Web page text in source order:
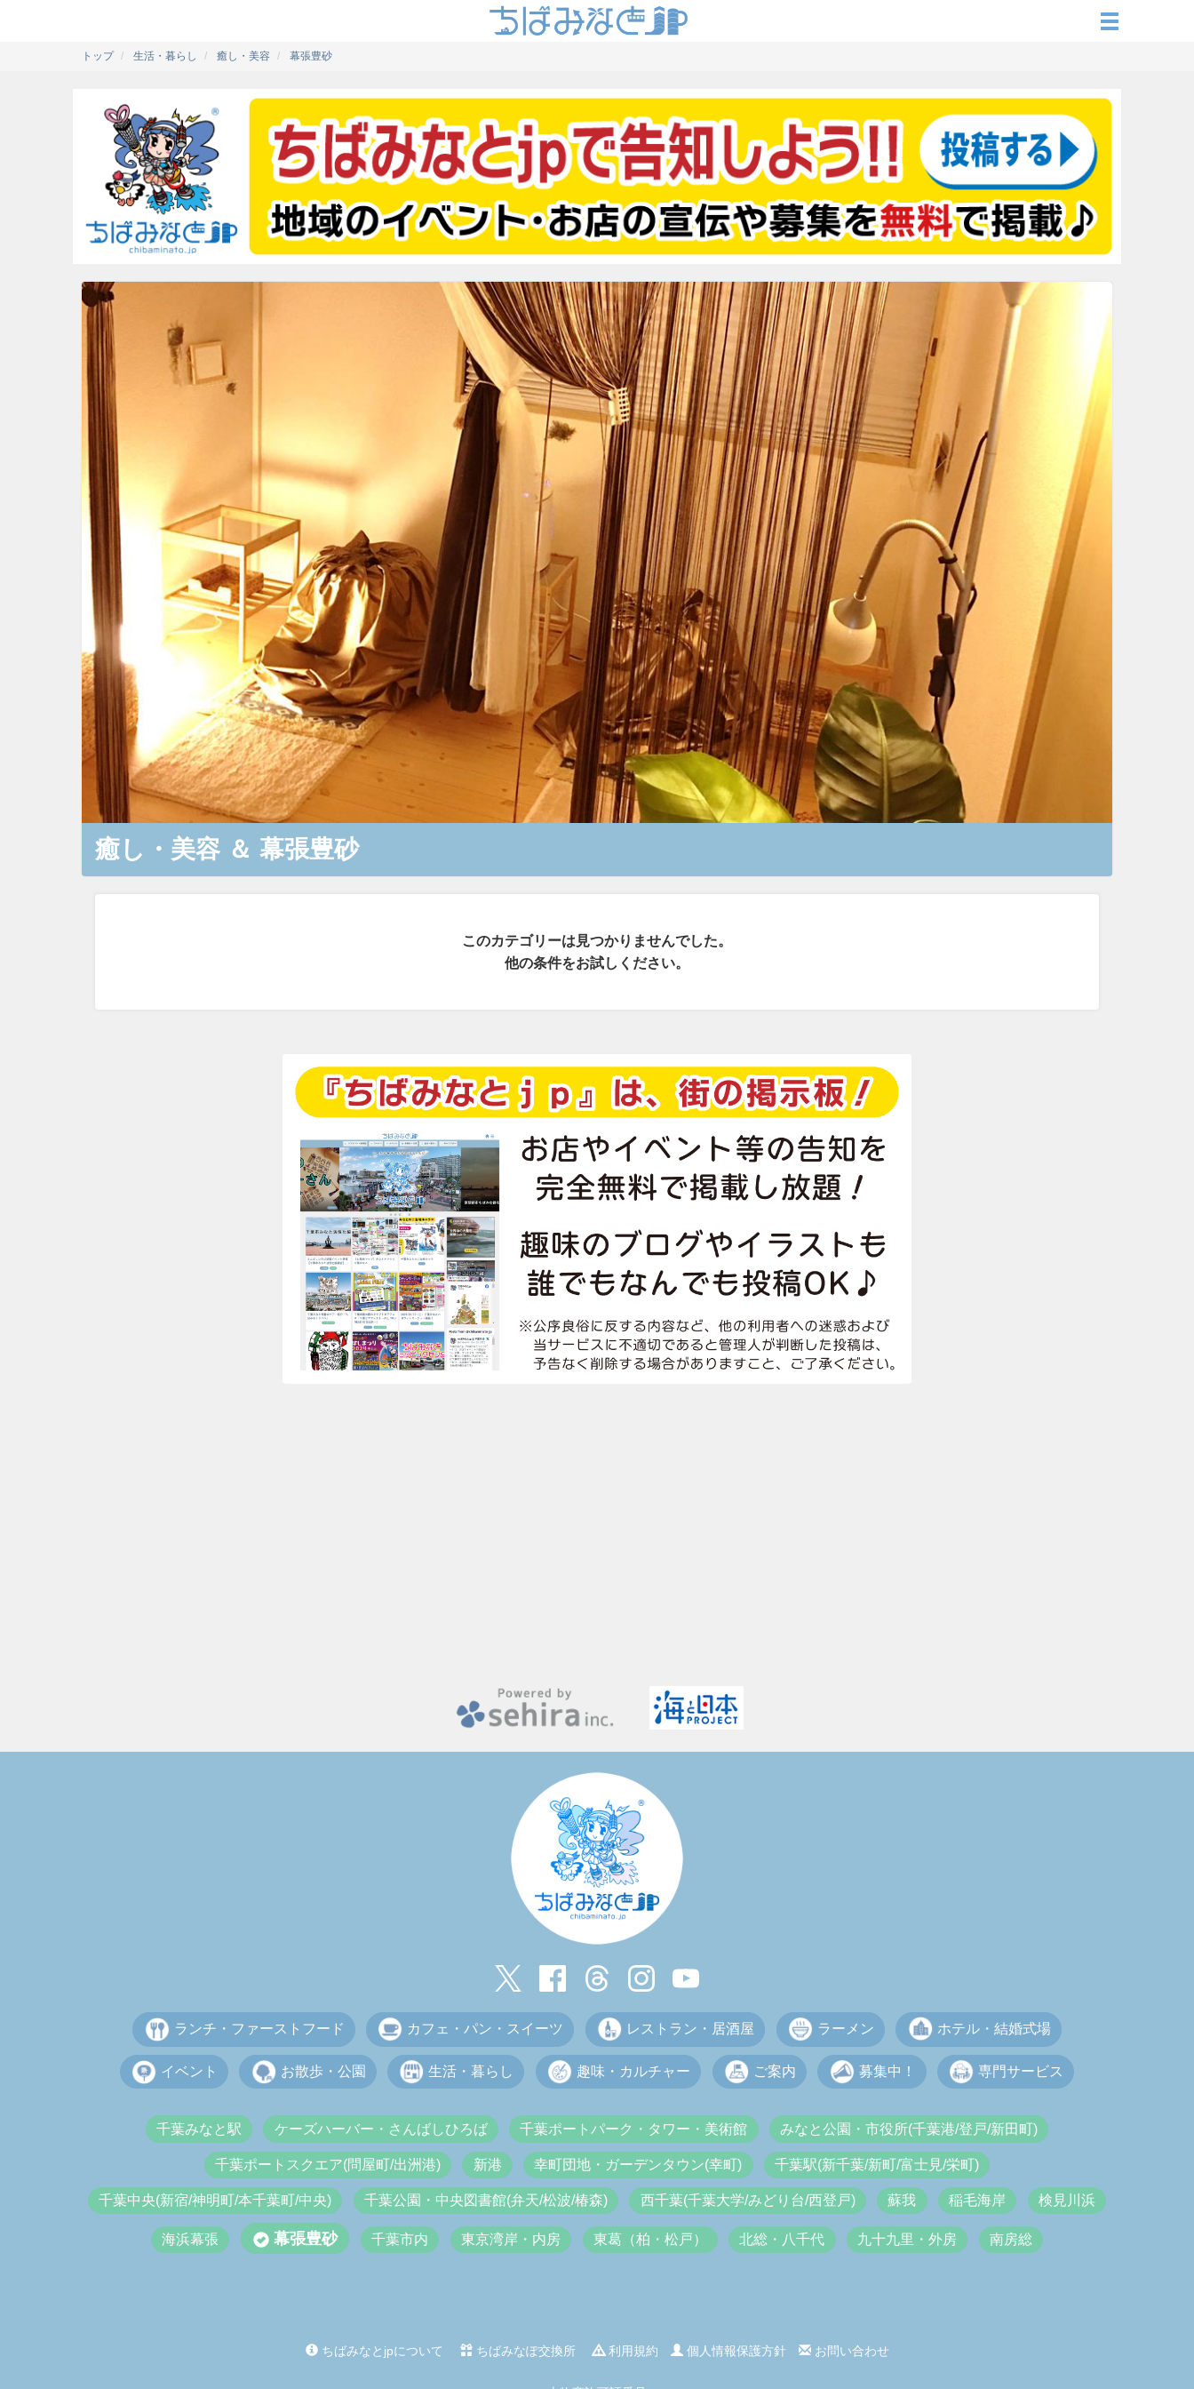
トップ 生活・暮らし 癒し・美容 幕張豊砂
癒し・美容 ＆ 幕張豊砂
このカテゴリーは見つかりませんでした。
他の条件をお試しください。
ランチ・ファーストフード カフェ・パン・スイーツ レストラン・居酒屋 ラーメン ホテル・結婚式場
イベント お散歩・公園 生活・暮らし 趣味・カルチャー ご案内 募集中！ 専門サービス
千葉みなと駅 ケーズハーバー・さんばしひろば 千葉ポートパーク・タワー・美術館 みなと公園・市役所(千葉港/登戸/新田町)
千葉ポートスクエア(問屋町/出洲港) 新港 幸町団地・ガーデンタウン(幸町) 千葉駅(新千葉/新町/富士見/栄町)
千葉中央(新宿/神明町/本千葉町/中央) 千葉公園・中央図書館(弁天/松波/椿森) 西千葉(千葉大学/みどり台/西登戸) 蘇我 稲毛海岸 検見川浜
海浜幕張 幕張豊砂 千葉市内 東京湾岸・内房 東葛（柏・松戸） 北総・八千代 九十九里・外房 南房総
ちばみなとjpについて ちばみなぽ交換所 利用規約 個人情報保護方針 お問い合わせ